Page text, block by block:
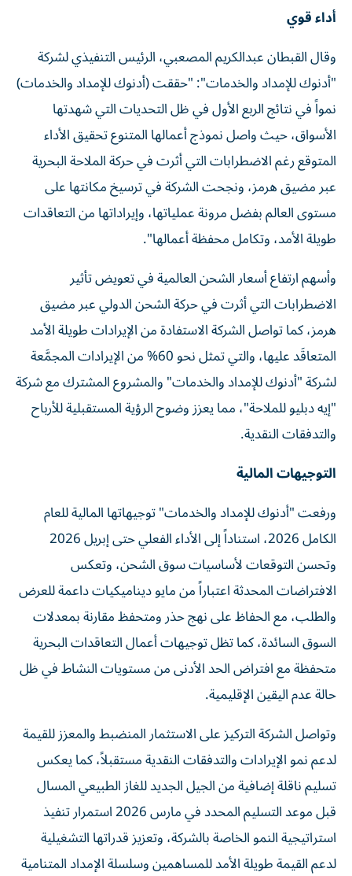
أداء قوي
وقال القبطان عبدالكريم المصعبي، الرئيس التنفيذي لشركة
"أدنوك للإمداد والخدمات": "حققت (أدنوك للإمداد والخدمات)
نمواً في نتائج الربع الأول في ظل التحديات التي شهدتها
الأسواق، حيث واصل نموذج أعمالها المتنوع تحقيق الأداء
المتوقع رغم الاضطرابات التي أثرت في حركة الملاحة البحرية
عبر مضيق هرمز، ونجحت الشركة في ترسيخ مكانتها على
مستوى العالم بفضل مرونة عملياتها، وإيراداتها من التعاقدات
طويلة الأمد، وتكامل محفظة أعمالها".
وأسهم ارتفاع أسعار الشحن العالمية في تعويض تأثير
الاضطرابات التي أثرت في حركة الشحن الدولي عبر مضيق
هرمز، كما تواصل الشركة الاستفادة من الإيرادات طويلة الأمد
المتعاقَد عليها، والتي تمثل نحو 60% من الإيرادات المجمَّعة
لشركة "أدنوك للإمداد والخدمات" والمشروع المشترك مع شركة
"إيه دبليو للملاحة"، مما يعزز وضوح الرؤية المستقبلية للأرباح
والتدفقات النقدية.
التوجيهات المالية
ورفعت "أدنوك للإمداد والخدمات" توجيهاتها المالية للعام
الكامل 2026، استناداً إلى الأداء الفعلي حتى إبريل 2026
وتحسن التوقعات لأساسيات سوق الشحن، وتعكس
الافتراضات المحدثة اعتباراً من مايو ديناميكيات داعمة للعرض
والطلب، مع الحفاظ على نهج حذر ومتحفظ مقارنة بمعدلات
السوق السائدة، كما تظل توجيهات أعمال التعاقدات البحرية
متحفظة مع افتراض الحد الأدنى من مستويات النشاط في ظل
حالة عدم اليقين الإقليمية.
وتواصل الشركة التركيز على الاستثمار المنضبط والمعزز للقيمة
لدعم نمو الإيرادات والتدفقات النقدية مستقبلاً، كما يعكس
تسليم ناقلة إضافية من الجيل الجديد للغاز الطبيعي المسال
قبل موعد التسليم المحدد في مارس 2026 استمرار تنفيذ
استراتيجية النمو الخاصة بالشركة، وتعزيز قدراتها التشغيلية
لدعم القيمة طويلة الأمد للمساهمين وسلسلة الإمداد المتنامية